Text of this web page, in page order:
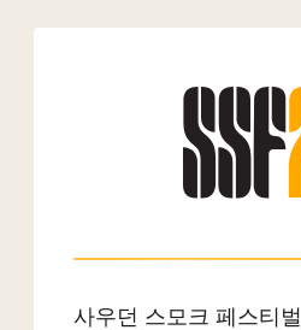
사우던 스모크 페스티벌